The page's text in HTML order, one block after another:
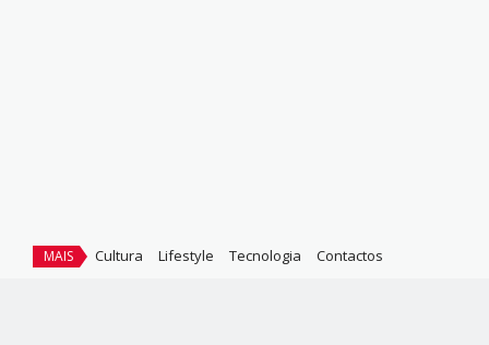
MAIS Cultura Lifestyle Tecnologia Contactos